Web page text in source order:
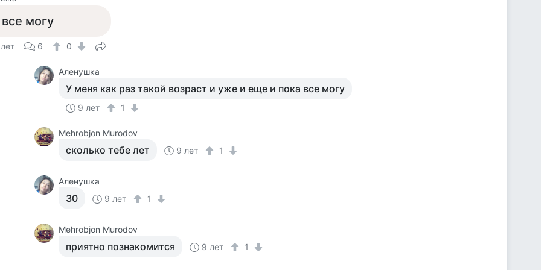
могу
6 0
Аленушка
У меня как раз такой возраст и уже и еще и пока все могу
9 лет 1
Mehrobjon Murodov
сколько тебе лет 9 лет 1
Аленушка
30 9 лет 1
Mehrobjon Murodov
приятно познакомится 9 лет 1